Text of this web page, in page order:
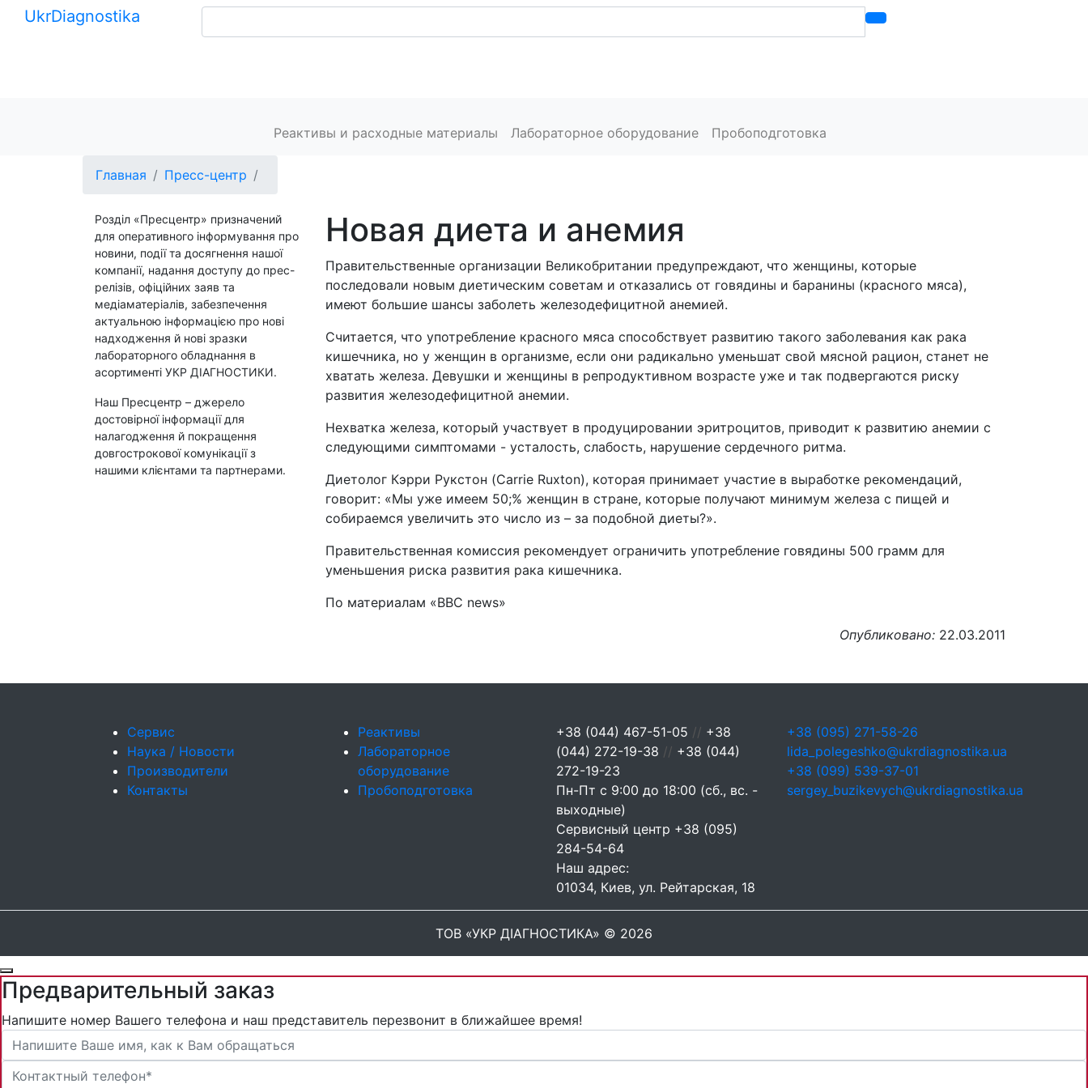
UkrDiagnostika
Реактивы и расходные материалы Лабораторное оборудование Пробоподготовка
Главная Пресс-центр
Розділ «Пресцентр» призначений
для оперативного інформування про
новини, події та досягнення нашої
компанії, надання доступу до прес-
релізів, офіційних заяв та
медіаматеріалів, забезпечення
актуальною інформацією про нові
надходження й нові зразки
лабораторного обладнання в
асортименті УКР ДІАГНОСТИКИ.
Наш Пресцентр – джерело
достовірної інформації для
налагодження й покращення
довгострокової комунікації з
нашими клієнтами та партнерами.
Новая диета и анемия
Правительственные организации Великобритании предупреждают, что женщины, которые
последовали новым диетическим советам и отказались от говядины и баранины (красного мяса),
имеют большие шансы заболеть железодефицитной анемией.
Считается, что употребление красного мяса способствует развитию такого заболевания как рака
кишечника, но у женщин в организме, если они радикально уменьшат свой мясной рацион, станет не
хватать железа. Девушки и женщины в репродуктивном возрасте уже и так подвергаются риску
развития железодефицитной анемии.
Нехватка железа, который участвует в продуцировании эритроцитов, приводит к развитию анемии с
следующими симптомами - усталость, слабость, нарушение сердечного ритма.
Диетолог Кэрри Рукстон (Carrie Ruxton), которая принимает участие в выработке рекомендаций,
говорит: «Мы уже имеем 50;% женщин в стране, которые получают минимум железа с пищей и
собираемся увеличить это число из – за подобной диеты?».
Правительственная комиссия рекомендует ограничить употребление говядины 500 грамм для
уменьшения риска развития рака кишечника.
По материалам «ВВС news»
Опубликовано: 22.03.2011
Сервис
Наука / Новости
Производители
Контакты
Реактивы
Лабораторное
оборудование
Пробоподготовка
+38 (044) 467-51-05 // +38
(044) 272-19-38 // +38 (044)
272-19-23
Пн-Пт с 9:00 до 18:00 (сб., вс. -
выходные)
Сервисный центр +38 (095)
284-54-64
Наш адрес:
01034, Киев, ул. Рейтарская, 18
+38 (095) 271-58-26
lida_polegeshko@ukrdiagnostika.ua
+38 (099) 539-37-01
sergey_buzikevych@ukrdiagnostika.ua
ТОВ «УКР ДІАГНОСТИКА» © 2026
Предварительный заказ
Напишите номер Вашего телефона и наш представитель перезвонит в ближайшее время!